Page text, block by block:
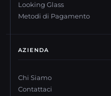
Looking Glass
Metodi di Pagamento
AZIENDA
Chi Siamo
Contattaci